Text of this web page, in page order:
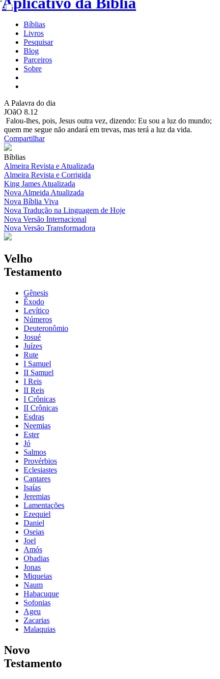
Bíblias
Livros
Pesquisar
Blog
Parceiros
Sobre
A Palavra do dia
JOãO 8.12
Falou-lhes, pois, Jesus outra vez, dizendo: Eu sou a luz do mundo;
quem me segue não andará em trevas, mas terá a luz da vida.
Compartilhar
Bíblias
Almeira Revista e Atualizada
Almeira Revista e Corrigida
King James Atualizada
Nova Almeida Atualizada
Nova Bíblia Viva
Nova Tradução na Linguagem de Hoje
Nova Versão Internacional
Nova Versão Transformadora
Velho
Testamento
Gênesis
Êxodo
Levítico
Números
Deuteronômio
Josué
Juízes
Rute
I Samuel
II Samuel
I Reis
II Reis
I Crônicas
II Crônicas
Esdras
Neemias
Ester
Jó
Salmos
Provérbios
Eclesiastes
Cantares
Isaías
Jeremias
Lamentações
Ezequiel
Daniel
Oseias
Joel
Amós
Obadias
Jonas
Miqueias
Naum
Habacuque
Sofonias
Ageu
Zacarias
Malaquias
Novo
Testamento